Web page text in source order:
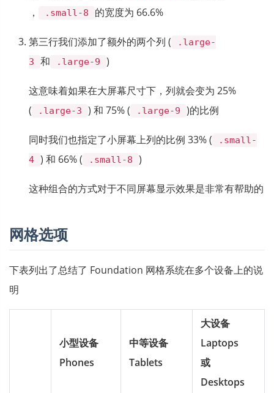
，
.small-8 的宽度为 66.6%
第三行我们添加了额外的两个列 (
.large-
3
和 .large-9 )
这意味着如果在大屏幕尺寸下，列就会变为 25%
(
.large-3 ) 和 75% ( .large-9 )的比例
同时我们也指定了小屏幕上列的比例 33% (
.small-
4 ) 和 66% ( .small-8 )
这种组合的方式对于不同屏幕显示效果是非常有帮助的
网格选项
下表列出了总结了 Foundation 网格系统在多个设备上的说
明
小型设备
Phones
中等设备
Tablets
大设备
Laptops
或
Desktops